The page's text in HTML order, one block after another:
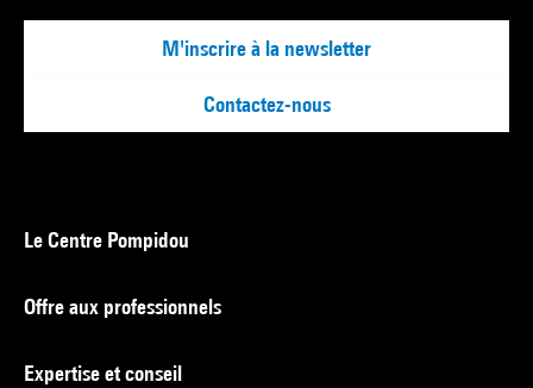
M'inscrire à la newsletter
Contactez-nous
Le Centre Pompidou
Offre aux professionnels
Expertise et conseil